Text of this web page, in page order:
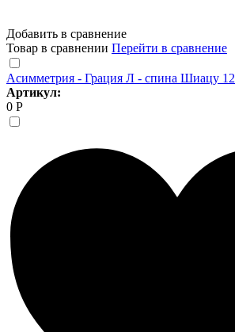
Добавить в сравнение
Товар в сравнении Перейти в сравнение
Асимметрия - Грация Л - спина Шиацу 12
Артикул:
0 Р